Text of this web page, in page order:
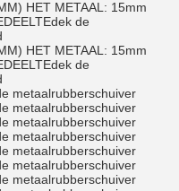
HET METAAL: 15mm
de
HET METAAL: 15mm
de
metaalrubberschuiver
metaalrubberschuiver
metaalrubberschuiver
metaalrubberschuiver
metaalrubberschuiver
metaalrubberschuiver
metaalrubberschuiver